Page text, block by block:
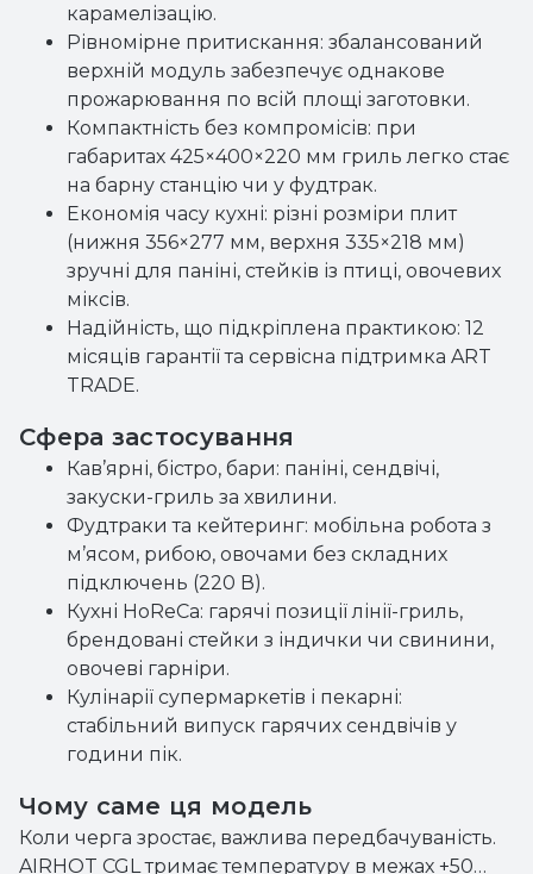
карамелізацію.
Рівномірне притискання: збалансований
верхній модуль забезпечує однакове
прожарювання по всій площі заготовки.
Компактність без компромісів: при
габаритах 425×400×220 мм гриль легко стає
на барну станцію чи у фудтрак.
Економія часу кухні: різні розміри плит
(нижня 356×277 мм, верхня 335×218 мм)
зручні для паніні, стейків із птиці, овочевих
міксів.
Надійність, що підкріплена практикою: 12
місяців гарантії та сервісна підтримка ART
TRADE.
Сфера застосування
Кав’ярні, бістро, бари: паніні, сендвічі,
закуски-гриль за хвилини.
Фудтраки та кейтеринг: мобільна робота з
м’ясом, рибою, овочами без складних
підключень (220 В).
Кухні HoReCa: гарячі позиції лінії-гриль,
брендовані стейки з індички чи свинини,
овочеві гарніри.
Кулінарії супермаркетів і пекарні:
стабільний випуск гарячих сендвічів у
години пік.
Чому саме ця модель
Коли черга зростає, важлива передбачуваність.
AIRHOT CGL тримає температуру в межах +50…